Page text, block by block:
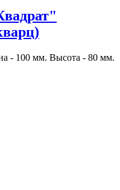
- 100 мм. Высота - 80 мм.